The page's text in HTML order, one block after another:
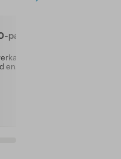
pack,
i
en